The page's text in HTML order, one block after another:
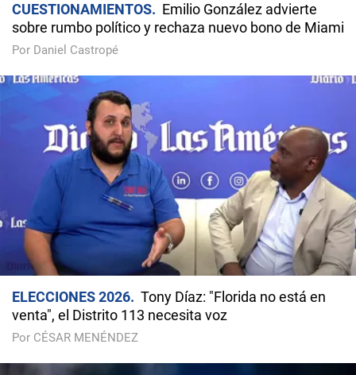
CUESTIONAMIENTOS
Emilio González advierte
sobre rumbo político y rechaza nuevo bono de Miami
Por Daniel Castropé
ELECCIONES 2026
Tony Díaz: "Florida no está en
venta", el Distrito 113 necesita voz
Por CÉSAR MENÉNDEZ